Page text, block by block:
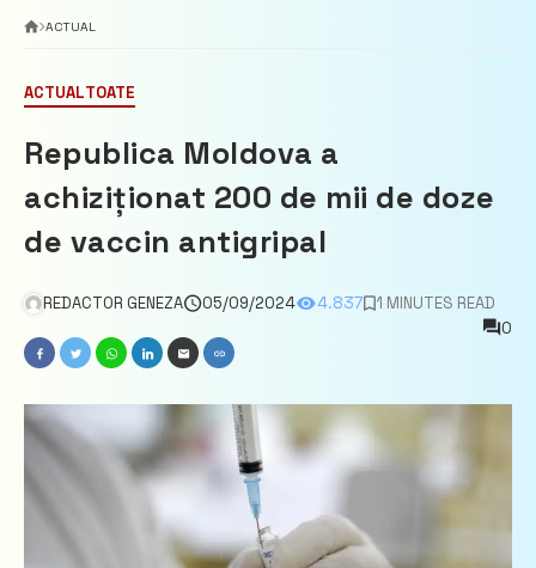
ACTUAL
ACTUALTOATE
Republica Moldova a
achiziționat 200 de mii de doze
de vaccin antigripal
REDACTOR GENEZA 05/09/2024 4.837
1 MINUTES READ
0